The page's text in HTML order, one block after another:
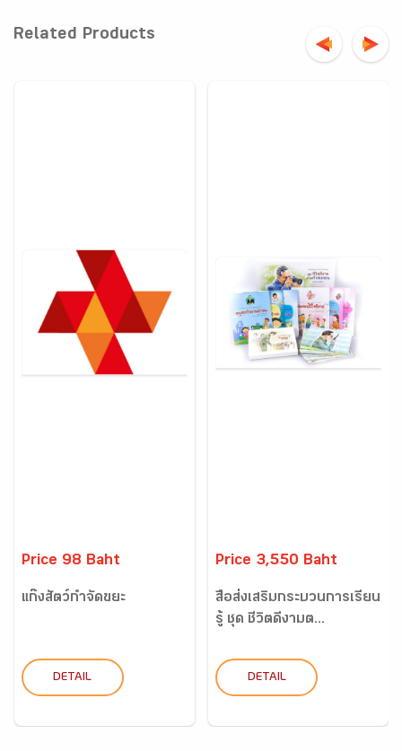
Related Products
Price 98 Baht
แก๊งสัตว์กำจัดขยะ
DETAIL
Price 3,550 Baht
สื่อส่งเสริมกระบวนการเรียน
รู้ ชุด ชีวิตดีงามต...
DETAIL